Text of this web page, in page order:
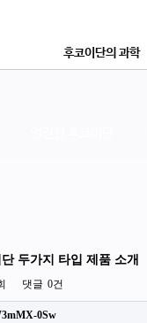
후코이단의 과학
두가지 타입 제품 소개
댓글 0건
0Sw